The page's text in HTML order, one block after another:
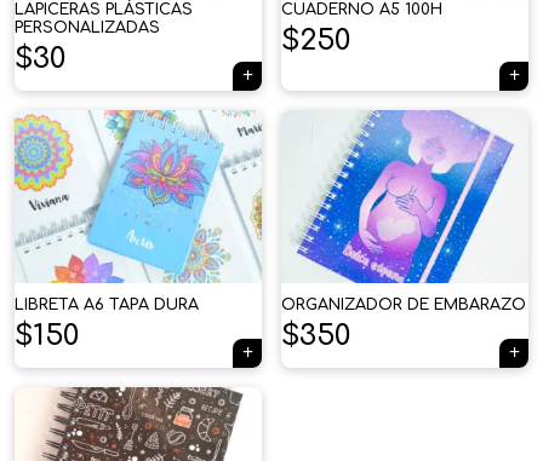
LAPICERAS PLÁSTICAS
PERSONALIZADAS
$30
CUADERNO A5 100H
$250
LIBRETA A6 TAPA DURA
$150
ORGANIZADOR DE EMBARAZO
$350